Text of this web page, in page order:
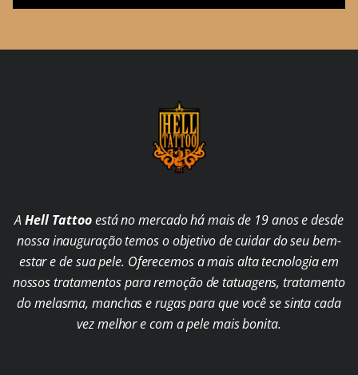
AHell Tattooestá no mercado há mais de 19 anos e desde
nossa inauguração temos o objetivo de cuidar do seu bem-
estar e de sua pele. Oferecemos a mais alta tecnologia em
nossos tratamentos para remoção de tatuagens, tratamento
do melasma, manchas e rugas para que você se sinta cada
vez melhor e com a pele mais bonita.